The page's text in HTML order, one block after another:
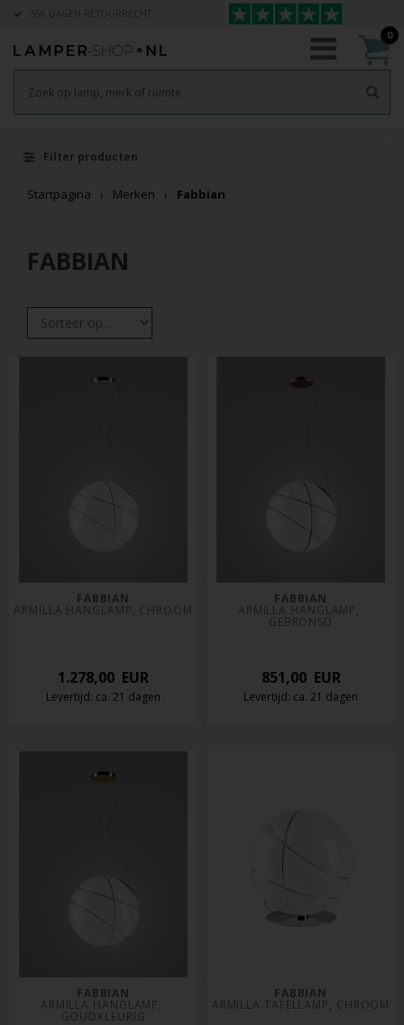
366 DAGEN RETOURRECHT
0
Filter producten
Startpagina Merken Fabbian
FABBIAN
FABBIAN
ARMILLA HANGLAMP, CHROOM
1.278,00 EUR
Levertijd: ca. 21 dagen
FABBIAN
ARMILLA HANGLAMP,
GEBRONSD
851,00EUR
Levertijd: ca. 21 dagen
FABBIAN
ARMILLA HANGLAMP,
GOUDKLEURIG
FABBIAN
ARMILLA TAFELLAMP, CHROOM